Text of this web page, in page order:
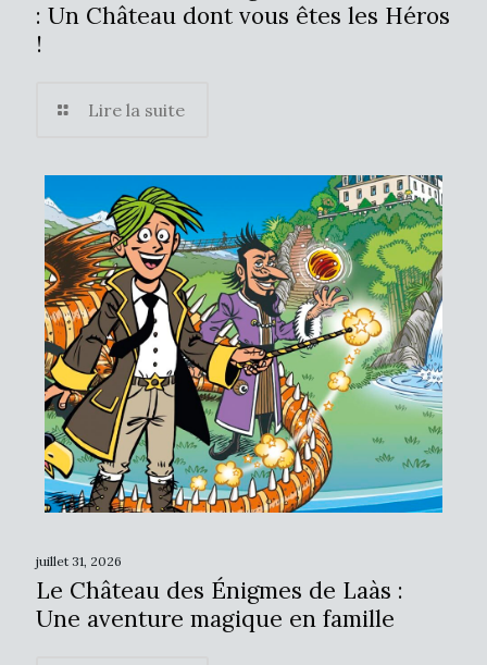
: Un Château dont vous êtes les Héros
!
Lire la suite
juillet 31, 2026
Le Château des Énigmes de Laàs :
Une aventure magique en famille